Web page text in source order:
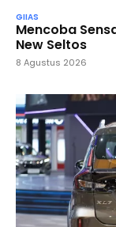
GIIAS
Mencoba
New Seltos
8 Agustus 2026